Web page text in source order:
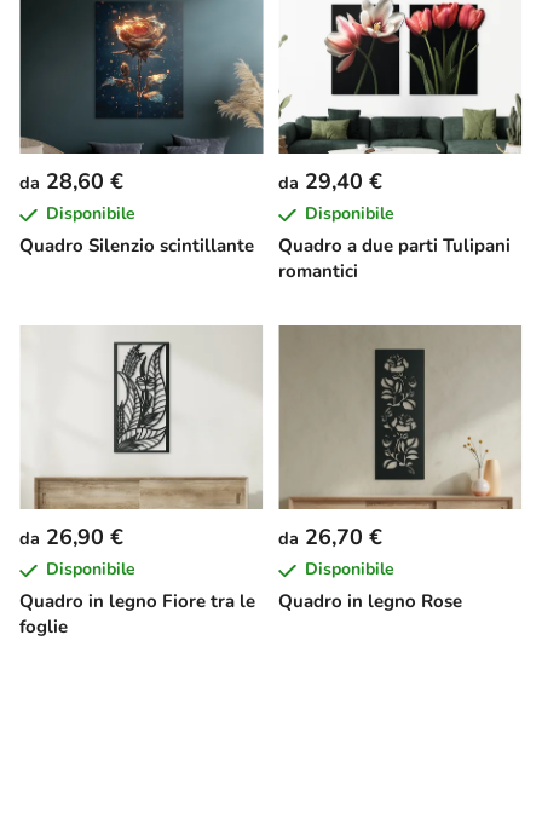
Quadro Silenzio scintillante
da 28,60 €
Disponibile
Quadro a due parti Tulipani
romantici
da 29,40 €
Disponibile
Quadro in legno Fiore tra le
foglie
da 26,90 €
Disponibile
Quadro in legno Rose
da 26,70 €
Disponibile